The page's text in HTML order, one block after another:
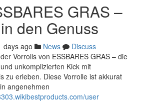
GRAS –
den Genuss
days ago News
Discuss
Vorrolls von ESSBARES GRAS – die
unkomplizierten Kick mit
zu erleben. Diese Vorrolle ist akkurat
angenehmen
user